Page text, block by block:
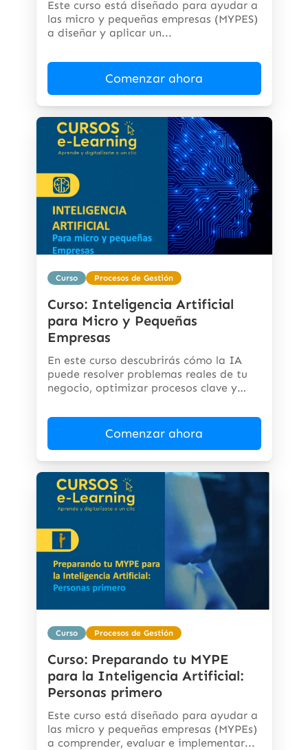
Este curso está diseñado para ayudar a
las micro y pequeñas empresas (MYPES)
a diseñar y aplicar un...
Comenzar ahora
Curso Procesos de Gestión
Curso: Inteligencia Artificial
para Micro y Pequeñas
Empresas
En este curso descubrirás cómo la IA
puede resolver problemas reales de tu
negocio, optimizar procesos clave y
Comenzar ahora
Curso Procesos de Gestión
Curso: Preparando tu MYPE
para la Inteligencia Artificial:
Personas primero
Este curso está diseñado para ayudar a
las micro y pequeñas empresas (MYPEs)
a comprender, evaluar e implementar...